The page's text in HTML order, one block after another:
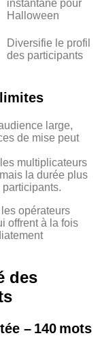
instantané pour
Halloween
Diversifie le profil
des participants
large,
de mise peut
multiplicateurs
la durée plus
opérateurs
offrent à la fois
des
– 140 mots